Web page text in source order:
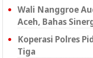
Wali Nanggroe
Aceh, Bahas
Koperasi Polres
Tiga